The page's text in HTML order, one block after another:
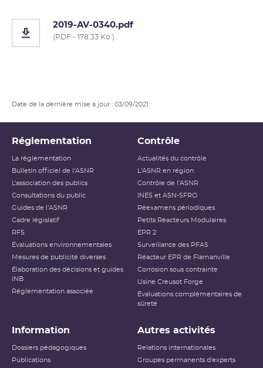
2019-AV-0340.pdf
(PDF - 178.33 Ko )
Date de la dernière mise à jour : 03/09/2021
Réglementation
La réglementation
Bulletin officiel de l'ASNR
L’association des publics
Consultations du public
Guides de l'ASNR
Cadre législatif
RFS
Évaluations environnementales
Mesures de publicité diverses
Élaboration des décisions et guides
INB
Réglementation associée
Contrôle
Actualités du contrôle
L'ASNR en région
Contrôle de l'ASNR
INES et ASN-SFRO
Réexamens périodiques
Petits Réacteurs Modulaires
EPR 2
Surveillance des PFAS
Réacteur EPR de Flamanville
Corrosion sous contrainte
Usine Creusot Forge
Évaluations complémentaires de
sûreté
Information
Dossiers pédagogiques
Publications
Autres activités
Relations internationales
Groupes permanents d'experts